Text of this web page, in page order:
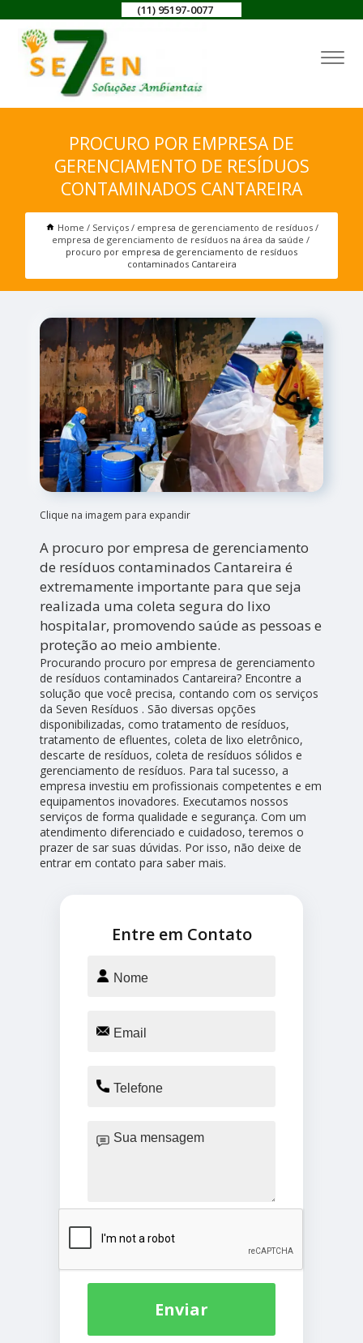
(11) 95197-0077
PROCURO POR EMPRESA DE
GERENCIAMENTO DE RESÍDUOS
CONTAMINADOS CANTAREIRA
Home Serviços
empresa de gerenciamento de resíduos
empresa de gerenciamento de resíduos na área da saúde
procuro por empresa de gerenciamento de resíduos
contaminados Cantareira
Clique na imagem para expandir
A procuro por empresa de gerenciamento
de resíduos contaminados Cantareira é
extremamente importante para que seja
realizada uma coleta segura do lixo
hospitalar, promovendo saúde as pessoas e
proteção ao meio ambiente.
Procurando procuro por empresa de gerenciamento
de resíduos contaminados Cantareira? Encontre a
solução que você precisa, contando com os serviços
da Seven Resíduos . São diversas opções
disponibilizadas, como tratamento de resíduos,
tratamento de efluentes, coleta de lixo eletrônico,
descarte de resíduos, coleta de resíduos sólidos e
gerenciamento de resíduos. Para tal sucesso, a
empresa investiu em profissionais competentes e em
equipamentos inovadores. Executamos nossos
serviços de forma qualidade e segurança. Com um
atendimento diferenciado e cuidadoso, teremos o
prazer de sar suas dúvidas. Por isso, não deixe de
entrar em contato para saber mais.
Entre em Contato
Enviar